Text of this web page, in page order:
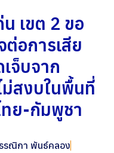
เขต 2 ขอ
ต่อการเสีย
จ็บจาก
สงบในพื้นที่
ย-กัมพูชา
รณิกา พันธ์คลอง